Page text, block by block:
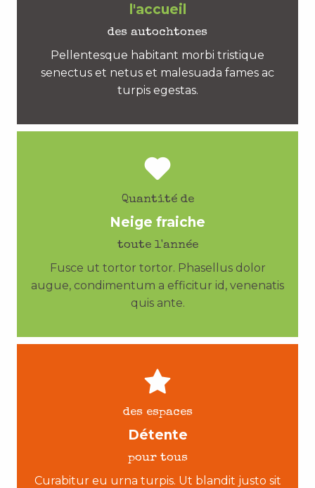
l'accueil
des autochtones
Pellentesque habitant morbi tristique
senectus et netus et malesuada fames ac
turpis egestas.
Quantité de
Neige fraiche
toute l'année
Fusce ut tortor tortor. Phasellus dolor
augue, condimentum a efficitur id, venenatis
quis ante.
des espaces
Détente
pour tous
Curabitur eu urna turpis. Ut blandit justo sit